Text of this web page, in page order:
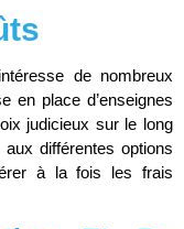
de nombreux
en place d’enseignes
judicieux sur le long
différentes options
à la fois les frais